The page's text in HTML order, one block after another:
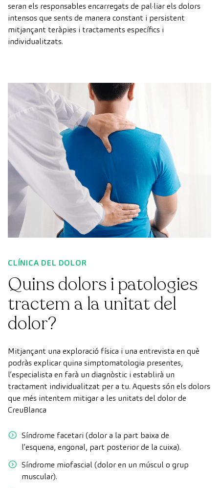
seran els responsables encarregats de pal·liar els dolors
intensos que sents de manera constant i persistent
mitjançant teràpies i tractaments específics i
individualitzats.
CLÍNICA DEL DOLOR
Quins dolors i patologies
tractem a la unitat del
dolor?
Mitjançant una exploració física i una entrevista en què
podràs explicar quina simptomatologia presentes,
l’especialista en farà un diagnòstic i establirà un
tractament individualitzat per a tu. Aquests són els dolors
que més intentem mitigar a les unitats del dolor de
CreuBlanca
Síndrome facetari (dolor a la part baixa de
l’esquena, engonal, part posterior de la cuixa).
Síndrome miofascial (dolor en un múscul o grup
muscular).